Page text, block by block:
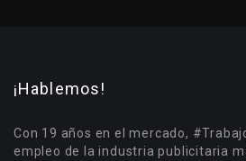
¡Hablemos!
Con 19 años en el mercado,
empleo de la industria publicitaria